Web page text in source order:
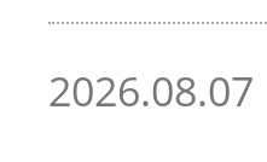
2026.08.07